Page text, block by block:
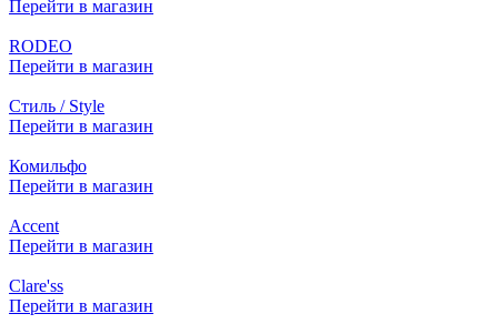
Перейти в магазин
RODEO
Перейти в магазин
Стиль / Style
Перейти в магазин
Комильфо
Перейти в магазин
Accent
Перейти в магазин
Clare'ss
Перейти в магазин